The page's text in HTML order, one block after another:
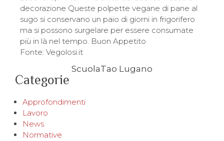
decorazione Queste polpette vegane di pane al
sugo si conservano un paio di giorni in frigorifero
ma si possono surgelare per essere consumate
più in là nel tempo. Buon Appetito
Fonte: Vegolosi.it
ScuolaTao Lugano
Categorie
Approfondimenti
Lavoro
News
Normative